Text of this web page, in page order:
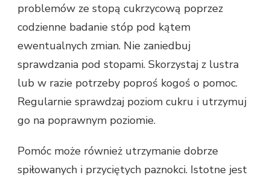
problemów ze stopą cukrzycową poprzez
codzienne badanie stóp pod kątem
ewentualnych zmian. Nie zaniedbuj
sprawdzania pod stopami. Skorzystaj z lustra
lub w razie potrzeby poproś kogoś o pomoc.
Regularnie sprawdzaj poziom cukru i utrzymuj
go na poprawnym poziomie.
Pomóc może również utrzymanie dobrze
spiłowanych i przyciętych paznokci. Istotne jest